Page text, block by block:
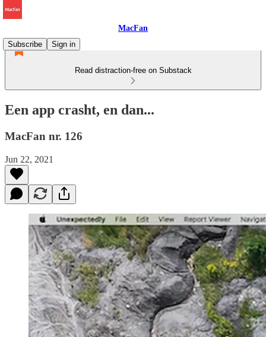
MacFan
Subscribe
Sign in
Read distraction-free on Substack
Een app crasht, en dan...
MacFan nr. 126
Jun 22, 2021